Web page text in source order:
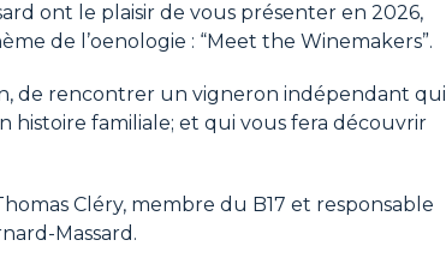
ont le plaisir de vous présenter en 2026,
de l’oenologie : “Meet the Winemakers”.
de rencontrer un vigneron indépendant qui
histoire familiale; et qui vous fera découvrir
Cléry, membre du B17 et responsable
Massard.